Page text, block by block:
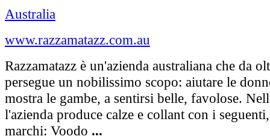
Australia
www.razzamatazz.com.au
Razzamatazz è un'azienda australiana che da
persegue un nobilissimo scopo: aiutare le
mostra le gambe, a sentirsi belle, favolose.
l'azienda produce calze e collant con i
marchi: Voodo ...